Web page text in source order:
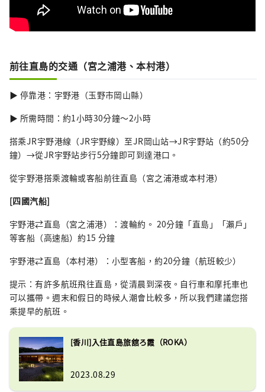
前往直島的交通（宮之浦港、本村港）
▶ 停靠港：宇野港（玉野市岡山縣）
▶ 所需時間：約1小時30分鐘～2小時
搭乘JR宇野港線（JR宇野線）至JR岡山站→JR宇野站（約50分
鐘）→從JR宇野站步行5分鐘即可到達港口。
從宇野港搭乘渡輪或客船前往直島（宮之浦港或本村港）
[四國汽船]
宇野港⇄直島（宮之浦港）：渡輪約。 20分鐘「直島」「瀨戶」
等客船（高速船）約15 分鐘
宇野港⇄直島（本村港）：小型客船，約20分鐘（航班較少）
提示：有許多航班飛往直島，從清晨到深夜。自行車和摩托車也
可以攜帶。週末和假日的時候人潮會比較多，所以我們建議您搭
乘提早的航班。
[香川]入住直島旅舘ろ霞（ROKA）
2023.08.29